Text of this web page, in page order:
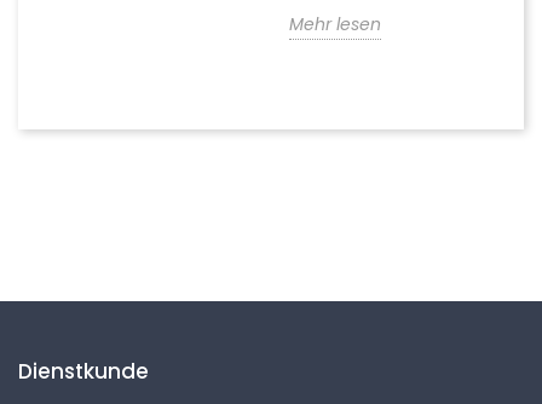
Mehr lesen
Dienstkunde